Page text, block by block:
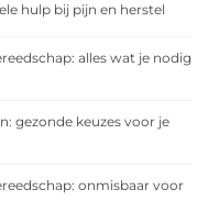
hulp bij pijn en herstel
alles wat je nodig
gezonde keuzes voor je
onmisbaar voor